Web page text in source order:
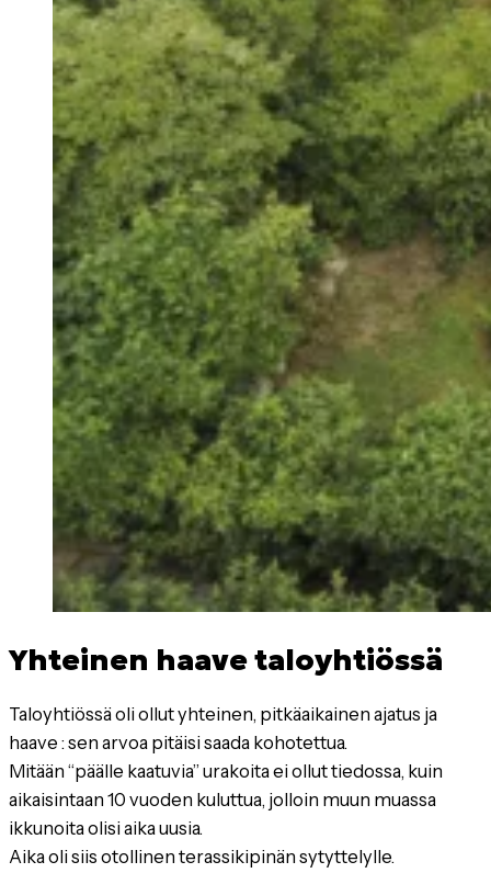
Yhteinen haave taloyhtiössä
Taloyhtiössä oli ollut yhteinen, pitkäaikainen ajatus ja
haave : sen arvoa pitäisi saada kohotettua.
Mitään “päälle kaatuvia” urakoita ei ollut tiedossa, kuin
aikaisintaan 10 vuoden kuluttua, jolloin muun muassa
ikkunoita olisi aika uusia.
Aika oli siis otollinen terassikipinän sytyttelylle.